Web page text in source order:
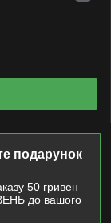
подарунок
50 гривен
до вашого